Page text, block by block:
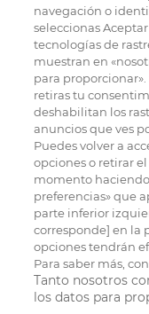
navegación o
seleccionas
tecnologías de
muestran en
para proporcionar».
retiras tu
deshabilitan los
anuncios que ves
Puedes volver a
opciones o retirar
momento
preferencias» que
parte inferior
corresponde] en la
opciones tendrán
Para saber más,
Tanto nosotros
los datos para